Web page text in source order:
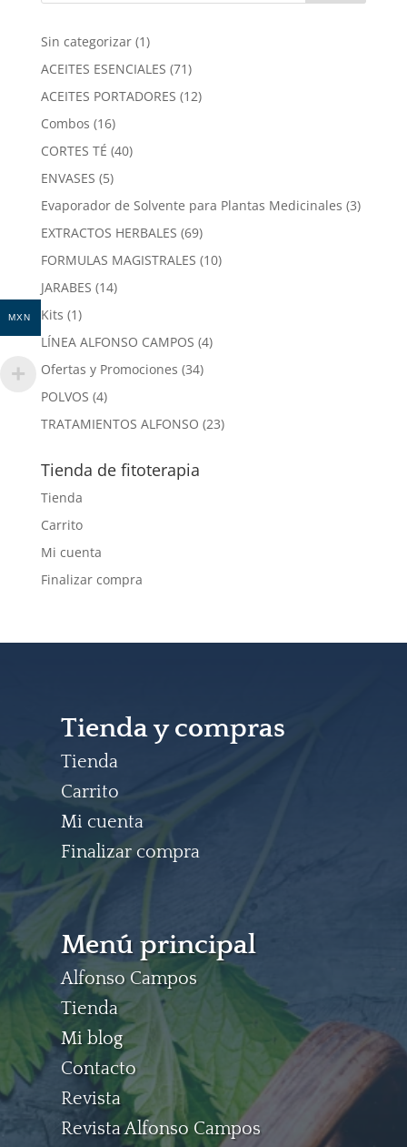
Sin categorizar 11
producto
ACEITES ESENCIALES 7171
productos
ACEITES PORTADORES 1212
Combos 1616
productos
CORTES TÉ 4040
ENVASES 55
productos
Evaporador de Solvente para Plantas Medicinales 33
EXTRACTOS HERBALES 6969
productos
FORMULAS MAGISTRALES 1010
JARABES 1414
Kits 11
producto
LÍNEA ALFONSO CAMPOS 44
Ofertas y Promociones 3434
POLVOS 44
productos
TRATAMIENTOS ALFONSO 2323
Tienda de fitoterapia
Tienda
Carrito
Mi cuenta
Finalizar compra
Tienda y compras
Tienda
Carrito
Mi cuenta
Finalizar compra
Menú principal
Alfonso Campos
Tienda
Mi blog
Contacto
Revista
Revista Alfonso Campos
MXN